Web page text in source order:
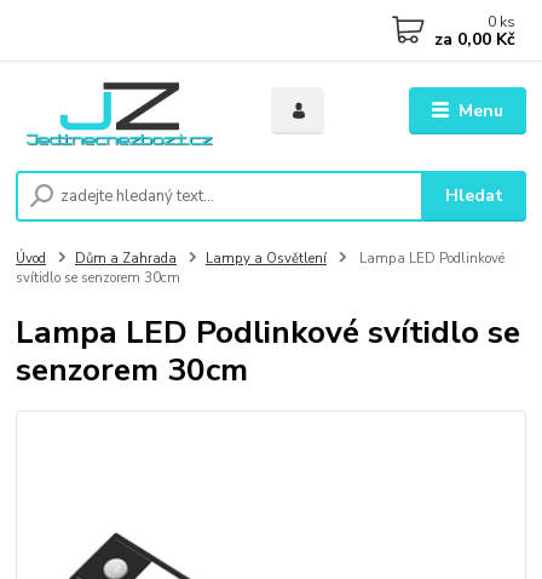
Menu
Hledat
0 ks
za 0,00 Kč
Úvod Dům a Zahrada Lampy a Osvětlení
Lampa LED Podlinkové
svítidlo se senzorem 30cm
Lampa LED Podlinkové svítidlo se
senzorem 30cm